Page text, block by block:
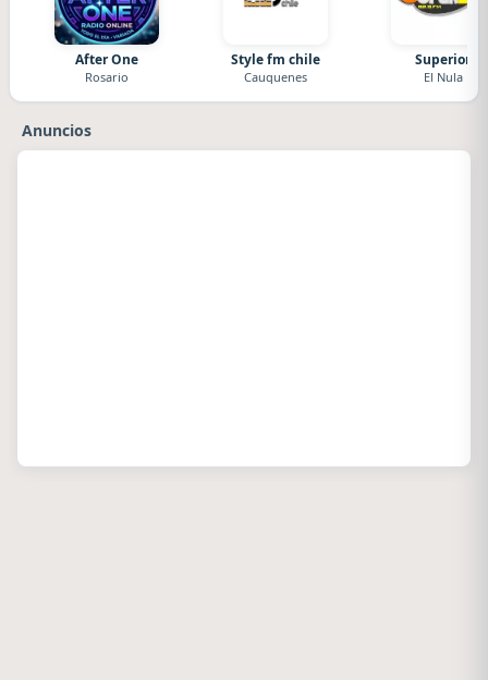
After One
Rosario
Style fm chile
Cauquenes
Superior
El Nula
Anuncios